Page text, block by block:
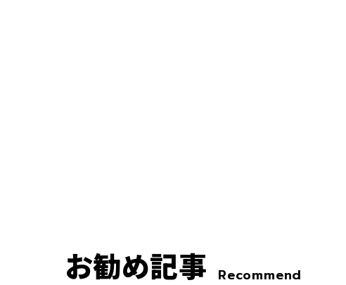
お勧め記事 Recommend